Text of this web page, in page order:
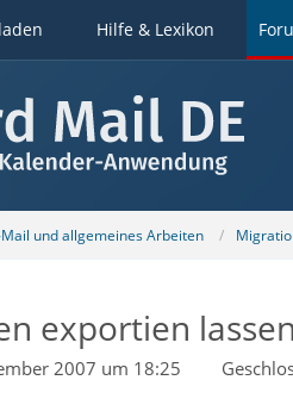
Hilfe & Lexikon
und allgemeines Arbeiten
exportien
2007 um 18:25